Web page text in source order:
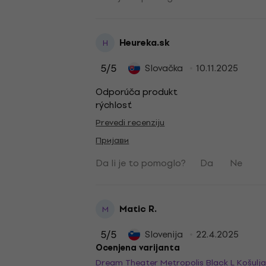
H Heureka.sk
5/5 Slovačka
10.11.2025
Odporúča produkt
rýchlosť
Prevedi recenziju
Пријави
Da li je to pomoglo? Da Ne
M Matic R.
5/5 Slovenija 22.4.2025
Ocenjena varijanta
Dream Theater Metropolis Black L Košulja